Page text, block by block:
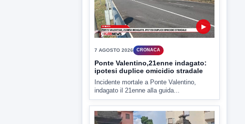
▶
Ponte Valentino,21enne indagato:
ipotesi duplice omicidio stradale